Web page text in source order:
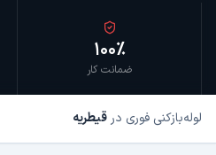
۱۰۰٪
ضمانت کار
لوله‌بازکنی فوری در قیطریه